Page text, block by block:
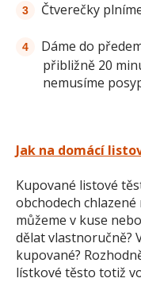
Čtverečky
Dáme do
přibližně 20
nemusíme
Jak na domácí
Kupované listové
obchodech
můžeme v kuse
dělat vlastnoručně?
kupované?
lístkové těsto totiž